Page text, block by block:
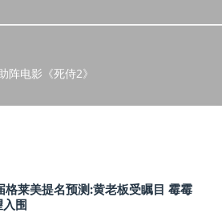
阵电影《死侍2》
格莱美提名预测:黄老板受瞩目 霉霉
围